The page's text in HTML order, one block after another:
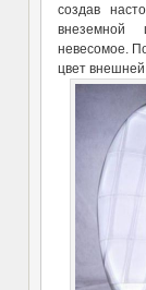
создав
внеземной
невесомое.
цвет